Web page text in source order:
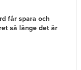
får spara och
så länge det är